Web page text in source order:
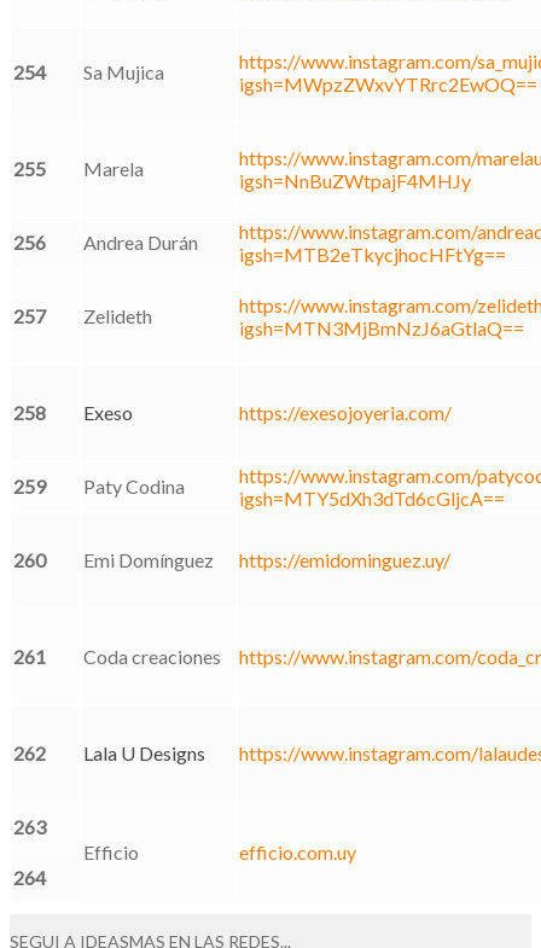
254 Sa Mujica
https://www.instagram.com/
igsh=MWpzZWxvYTRrc2EwOQ==
255 Marela
https://www.instagram.com/
igsh=NnBuZWtpajF4MHJy
256 Andrea Durán
https://www.instagram.com/
igsh=MTB2eTkycjhocHFtYg==
257 Zelideth
https://www.instagram.com/
igsh=MTN3MjBmNzJ6aGtlaQ==
258 Exeso https://exesojoyeria.com/
259 Paty Codina
https://www.instagram.com/
igsh=MTY5dXh3dTd6cGljcA==
260 Emi Domínguez https://emidominguez.uy/
261 Coda creaciones https://www.instagram.com/
262 Lala U Designs https://www.instagram.com/
263
Efficio
efficio.com.uy
264
SEGUI A IDEASMAS EN LAS REDES...